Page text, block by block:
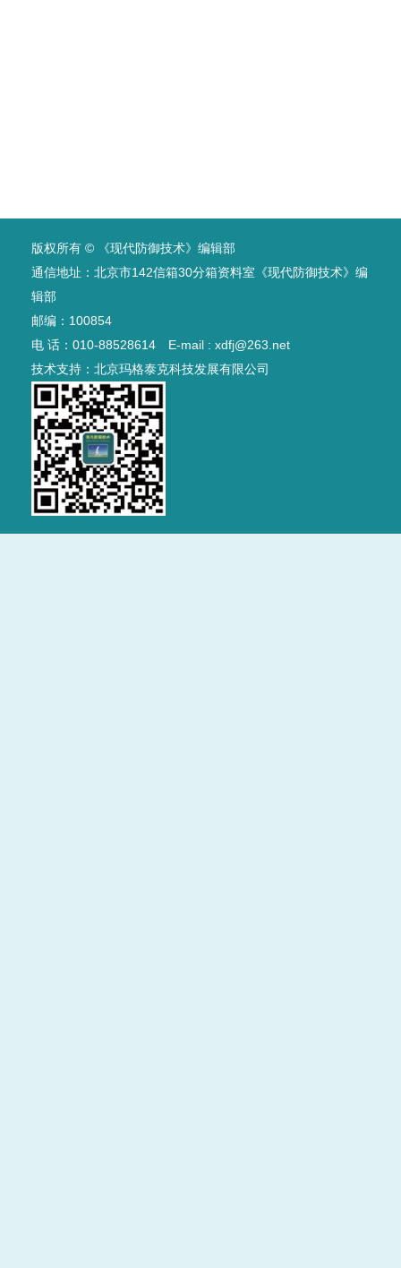
版权所有 © 《现代防御技术》编辑部
通信地址：北京市142信箱30分箱资料室《现代防御技术》编
辑部
邮编：100854
电 话：010-88528614 E-mail : xdfj@263.net
技术支持： 北京玛格泰克科技发展有限公司